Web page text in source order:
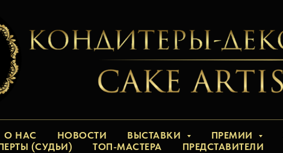
О НАС НОВОСТИ ВЫСТАВКИ ПРЕМИИ
(СУДЬИ)
ТОП-МАСТЕРА ПРЕДСТАВИТЕЛИ